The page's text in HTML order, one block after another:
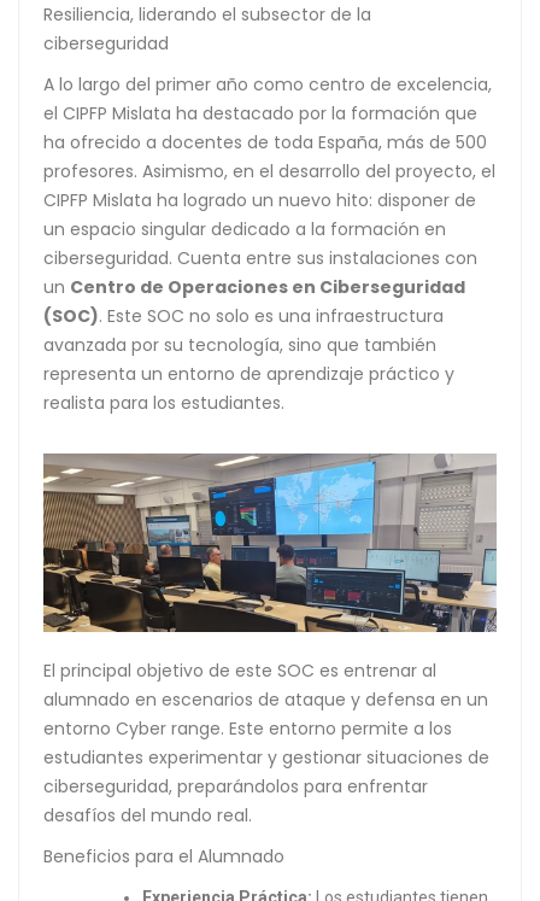
Resiliencia, liderando el subsector de la
ciberseguridad
A lo largo del primer año como centro de excelencia,
el CIPFP Mislata ha destacado por la formación que
ha ofrecido a docentes de toda España, más de 500
profesores. Asimismo, en el desarrollo del proyecto, el
CIPFP Mislata ha logrado un nuevo hito: disponer de
un espacio singular dedicado a la formación en
ciberseguridad. Cuenta entre sus instalaciones con
un Centro de Operaciones en Ciberseguridad
(SOC). Este SOC no solo es una infraestructura
avanzada por su tecnología, sino que también
representa un entorno de aprendizaje práctico y
realista para los estudiantes.
El principal objetivo de este SOC es entrenar al
alumnado en escenarios de ataque y defensa en un
entorno Cyber range. Este entorno permite a los
estudiantes experimentar y gestionar situaciones de
ciberseguridad, preparándolos para enfrentar
desafíos del mundo real.
Beneficios para el Alumnado